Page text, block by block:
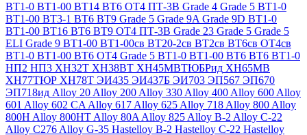
ВТ1-0 ВТ1-00 ВТ14 ВТ6 ОТ4 ПТ-3В Grade 4 Grade 5 ВТ1-0
ВТ1-00 ВТ3-1 ВТ6 ВТ9 Grade 5 Grade 9A Grade 9D ВТ1-0
ВТ1-00 ВТ16 ВТ6 ВТ9 ОТ4 ПТ-3В Grade 23 Grade 5 Grade 5
ELI Grade 9 ВТ1-00 ВТ1-00св ВТ20-2св ВТ2св ВТ6св ОТ4св
ВТ1-0 ВТ1-00 ВТ6 ОТ4 Grade 5 ВТ1-0 ВТ1-00 ВТ6 ВТ6 ВТ1-0
НП2 НП3 ХН32Т ХН38ВТ ХН45МВТЮБРид ХН65МВ
ХН77ТЮР ХН78Т ЭИ435 ЭИ437Б ЭИ703 ЭП567 ЭП670
ЭП718ид Alloy 20 Alloy 200 Alloy 330 Alloy 400 Alloy 600 Alloy
601 Alloy 602 CA Alloy 617 Alloy 625 Alloy 718 Alloy 800 Alloy
800H Alloy 800HT Alloy 80A Alloy 825 Alloy B-2 Alloy C-22
Alloy C276 Alloy G-35 Hastelloy B-2 Hastelloy C-22 Hastelloy